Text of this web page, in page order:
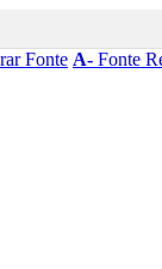
Fonte A- Fonte